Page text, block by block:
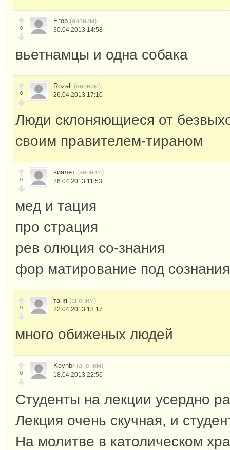
0
Егор (аноним)
30.04.2013 14:58
вьетнамцы и одна собака
0
Rozali (аноним)
26.04.2013 17:10
Люди склоняющиеся от
своим правителем-тираном
0
виалет (аноним)
26.04.2013 11:53
мед и тация
про страция
рев олюция со-знания
фор матирование под сознания
0
таня (аноним)
22.04.2013 18:17
много обиженых людей
0
Keynbr (аноним)
18.04.2013 22:56
Студенты на лекции усердно
Лекция очень скучная, и
На молитве в католическом